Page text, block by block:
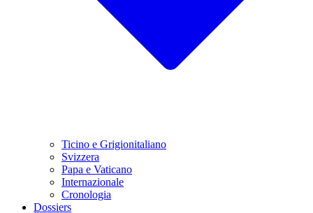
Ticino e Grigionitaliano
Svizzera
Papa e Vaticano
Internazionale
Cronologia
Dossiers